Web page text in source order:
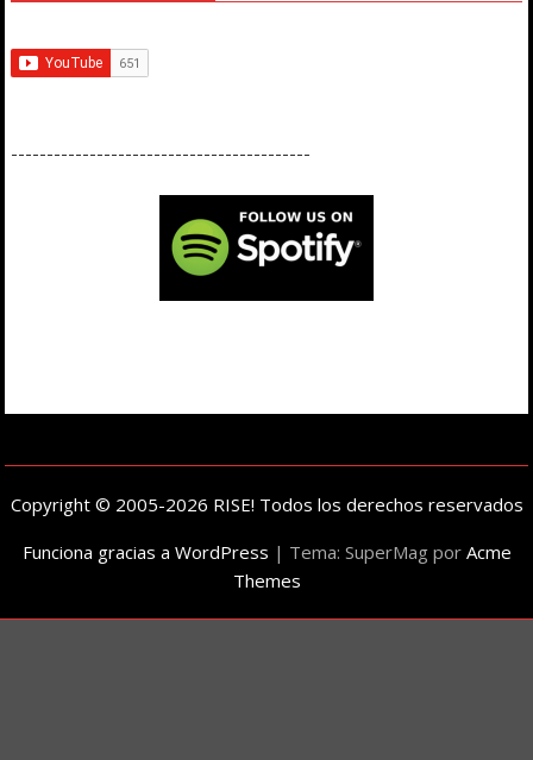
------------------------------------------
Copyright © 2005-2026 RISE! Todos los derechos reservados
Funciona gracias a WordPress | Tema: SuperMag por Acme
Themes